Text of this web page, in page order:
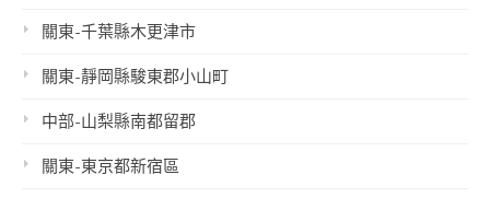
關東-千葉縣木更津市
關東-靜岡縣駿東郡小山町
中部-山梨縣南都留郡
關東-東京都新宿區